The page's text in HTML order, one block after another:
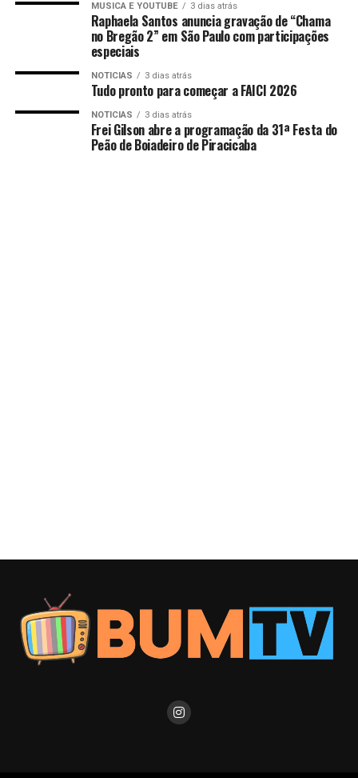
MUSICA E YOUTUBE 3 dias atrás
Raphaela Santos anuncia gravação de “Chama
no Bregão 2” em São Paulo com participações
especiais
NOTICIAS 3 dias atrás
Tudo pronto para começar a FAICI 2026
NOTICIAS 3 dias atrás
Frei Gilson abre a programação da 31ª Festa do
Peão de Boiadeiro de Piracicaba